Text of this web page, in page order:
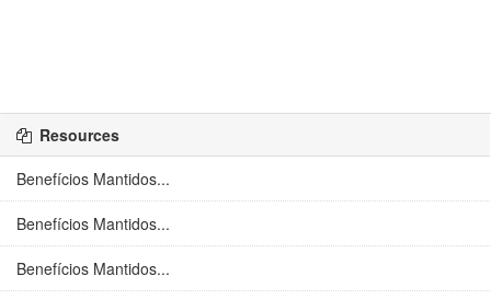
Resources
Benefícios Mantidos...
Benefícios Mantidos...
Benefícios Mantidos...